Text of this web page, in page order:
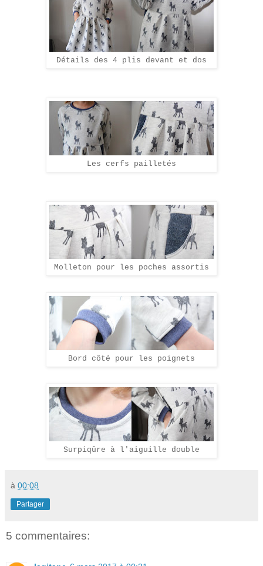
Détails des 4 plis devant et dos
Les cerfs pailletés
Molleton pour les poches assortis
Bord côté pour les poignets
Surpiqûre à l'aiguille double
à 00:08
Partager
5 commentaires: